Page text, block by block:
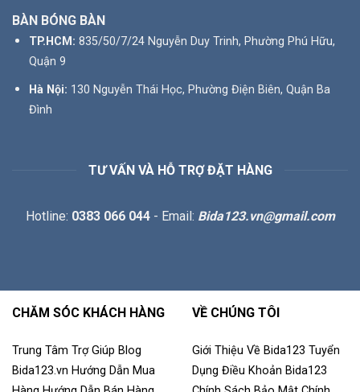
BÀN BÓNG BÀN
TP.HCM: 835/50/7/24 Nguyễn Duy Trinh, Phường Phú Hữu,
Quận 9
Hà Nội: 130 Nguyễn Thái Học, Phường Điện Biên, Quận Ba
Đình
TƯ VẤN VÀ HỖ TRỢ ĐẶT HÀNG
Hotline: 0383 066 044- Email: Bida123.vn@gmail.com
CHĂM SÓC KHÁCH HÀNG
Trung Tâm Trợ Giúp Blog
Bida123.vn Hướng Dẫn Mua
VỀ CHÚNG TÔI
Giới Thiệu Về Bida123 Tuyển
Dụng Điều Khoản Bida123